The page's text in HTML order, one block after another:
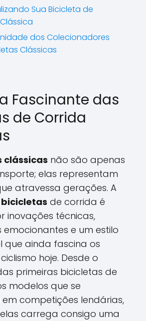
Sua Bicicleta de
dos Colecionadores
Clássicas
Fascinante das
de Corrida
clássicas não são apenas
elas representam
atravessa gerações. A
de corrida é
inovações técnicas,
e um estilo
que ainda fascina os
hoje. Desde o
primeiras bicicletas de
modelos que se
competições lendárias,
carrega consigo uma